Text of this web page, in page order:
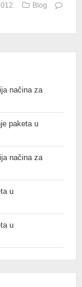
Blog
načina za
paketa u
načina za
u
u